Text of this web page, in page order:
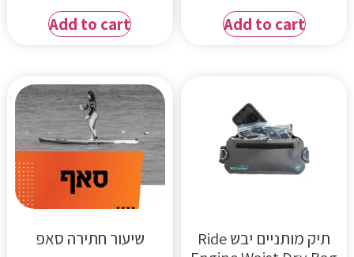
Add to cart
Add to cart
תיק מותניים יבש Ride
שיעור חתירה סאפ